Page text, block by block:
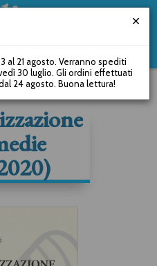
al 21 agosto. Verranno spediti
30 luglio. Gli ordini effettuati
24 agosto. Buona lettura!